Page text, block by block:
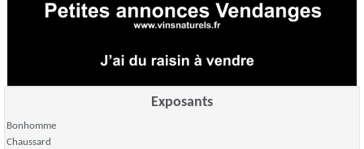
Exposants
Bonhomme
Chaussard